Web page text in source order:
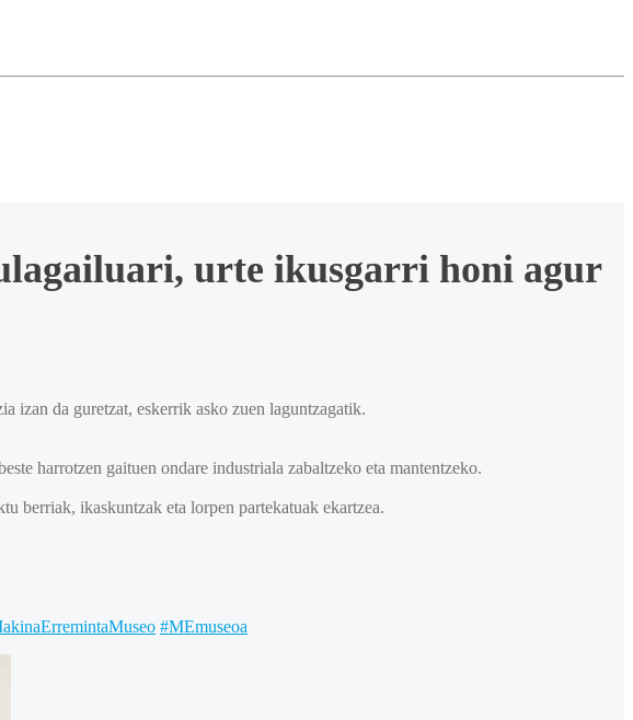
urte ikusgarri honi agur
izan da guretzat, eskerrik asko zuen laguntzagatik.
harrotzen gaituen ondare industriala zabaltzeko eta mantentzeko.
berriak, ikaskuntzak eta lorpen partekatuak ekartzea.
#MEmuseoa